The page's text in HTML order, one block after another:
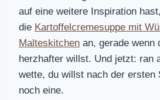
auf eine weitere Inspiration
die Kartoffelcremesuppe mit
Malteskitchen an, gerade wenn
herzhafter willst. Und jetzt: ran
wette, du willst nach der ersten
noch eine.